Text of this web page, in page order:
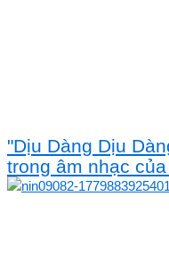
"Dịu Dàng Dịu
trong âm nhạc